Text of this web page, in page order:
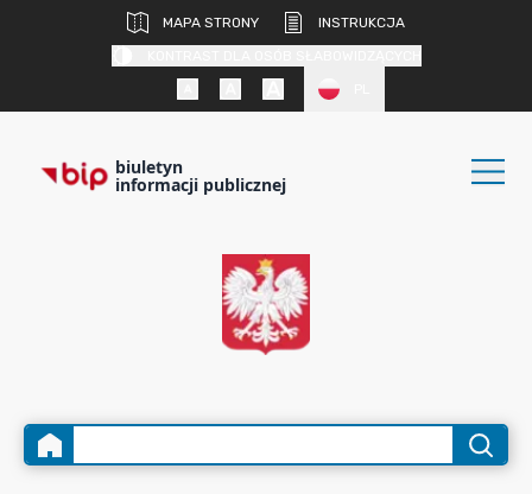
MAPA STRONY
INSTRUKCJA
biuletyn
informacji publicznej